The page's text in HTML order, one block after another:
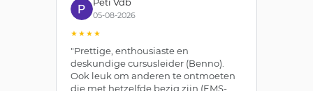
05-08-2026
★★★★
"Prettige, enthousiaste en
deskundige cursusleider (Benno).
Ook leuk om anderen te ontmoeten
die met hetzelfde bezig zijn (EMS-